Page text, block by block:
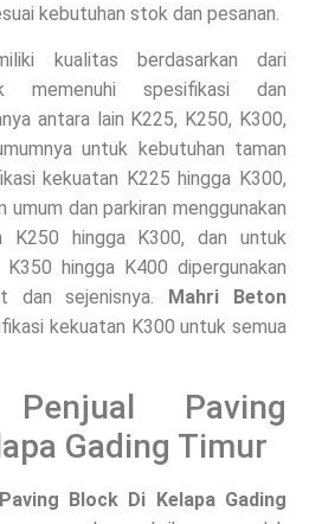
kebutuhan stok dan pesanan.
kualitas berdasarkan dari
memenuhi spesifikasi dan
antara lain K225, K250, K300,
untuk kebutuhan taman
kekuatan K225 hingga K300,
umum dan parkiran menggunakan
K250 hingga K300, dan untuk
hingga K400 dipergunakan
dan sejenisnya. Mahri Beton
kekuatan K300 untuk semua
Penjual Paving
Gading Timur
Block Di Kelapa Gading